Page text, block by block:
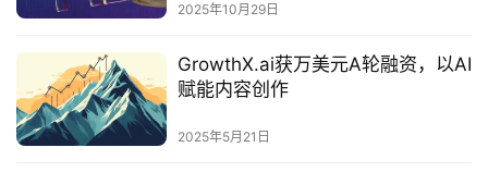
2025年10月29日
GrowthX.ai获万美元A轮融资，以AI
赋能内容创作
2025年5月21日